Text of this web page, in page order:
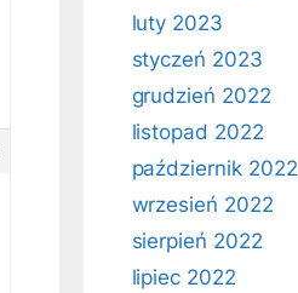
luty 2023
styczeń 2023
grudzień 2022
listopad 2022
październik 2022
wrzesień 2022
sierpień 2022
lipiec 2022